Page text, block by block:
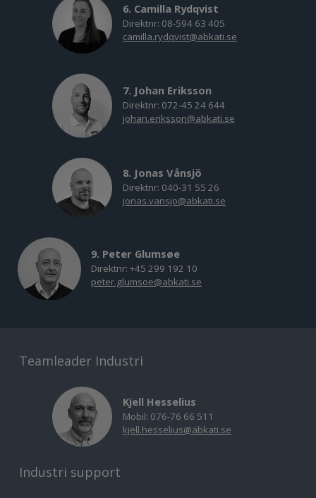
6. Camilla Rydqvist
Direktnr: 08-594 63 405
camilla.rydqvist@abkati.se
7. Johan Eriksson
Direktnr: 072-45 24 644
johan.eriksson@abkati.se
8. Jonas Vånsjö
Direktnr: 040-31 55 26
jonas.vansjo@abkati.se
9. Peter Glumsøe
Direktnr: +45 299 192 10
peter.glumsoe@abkati.se
Teamleader Industri
Kjell Hesselius
Mobil: 076-76 66 511
kjell.hesselius@abkati.se
Industri support